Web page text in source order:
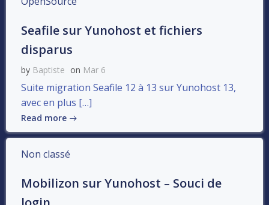
Seafile sur Yunohost et fichiers
disparus
by Baptiste on Mar 6
Suite migration Seafile 12 à 13 sur Yunohost 13,
avec en plus […]
Read more
Non classé
Mobilizon sur Yunohost – Souci de